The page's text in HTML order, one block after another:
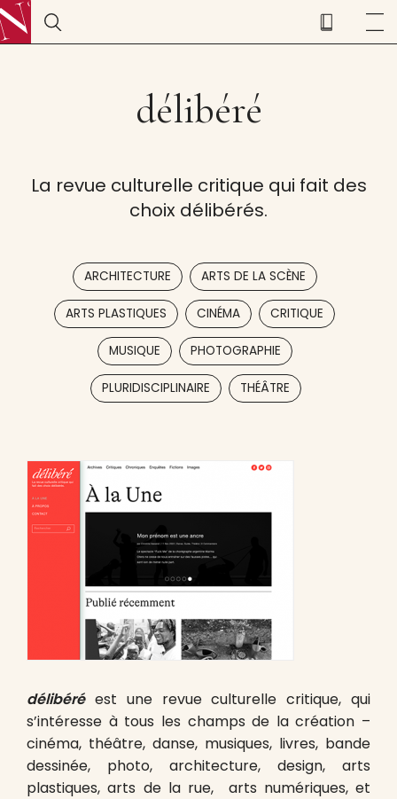
délibéré
La revue culturelle critique qui fait des
choix délibérés.
ARCHITECTURE ARTS DE LA SCÈNE
ARTS PLASTIQUES , CINÉMA , CRITIQUE
MUSIQUE PHOTOGRAPHIE
PLURIDISCIPLINAIRE , THÉÂTRE
délibéréest une revue culturelle critique, qui
s’intéresse à tous les champs de la création –
cinéma, théâtre, danse, musiques, livres, bande
dessinée, photo, architecture, design, arts
plastiques, arts de la rue, arts numériques, et